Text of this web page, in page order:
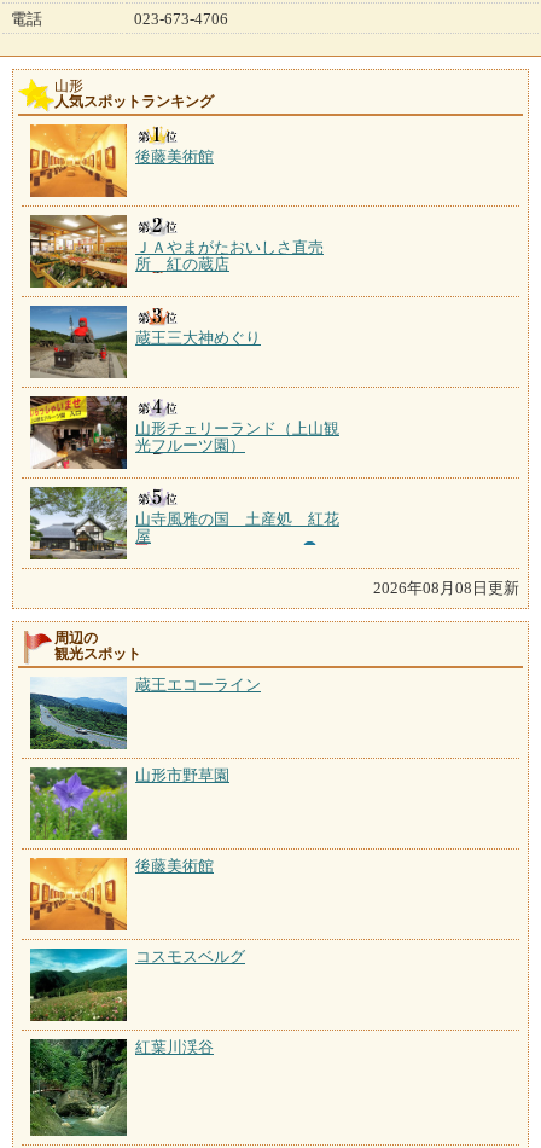
電話
023-673-4706
山形
人気スポットランキング
後藤美術館
ＪＡやまがたおいしさ直売
所 紅の蔵店
蔵王三大神めぐり
山形チェリーランド（上山観
光フルーツ園）
山寺風雅の国 土産処 紅花
屋
2026年08月08日更新
周辺の
観光スポット
蔵王エコーライン
山形市野草園
後藤美術館
コスモスベルグ
紅葉川渓谷